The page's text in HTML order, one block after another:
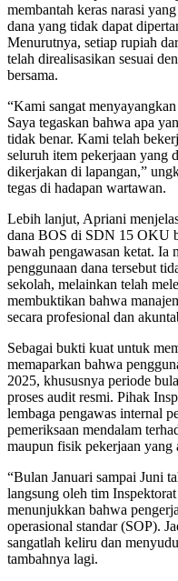
membantah keras narasi
dana yang tidak dapat
Menurutnya, setiap rupiah
telah direalisasikan sesuai
bersama.
“Kami sangat
Saya tegaskan bahwa apa
tidak benar. Kami telah
seluruh item pekerjaan yang
dikerjakan di lapangan,”
tegas di hadapan wartawan.
Lebih lanjut, Apriani
dana BOS di SDN 15 OKU
bawah pengawasan ketat. Ia
penggunaan dana tersebut
sekolah, melainkan telah
membuktikan bahwa
secara profesional dan
Sebagai bukti kuat untuk
memaparkan bahwa
2025, khususnya periode
proses audit resmi. Pihak
lembaga pengawas internal
pemeriksaan mendalam
maupun fisik pekerjaan yang
“Bulan Januari sampai Juni
langsung oleh tim
menunjukkan bahwa
operasional standar (SOP).
sangatlah keliru dan
tambahnya lagi.